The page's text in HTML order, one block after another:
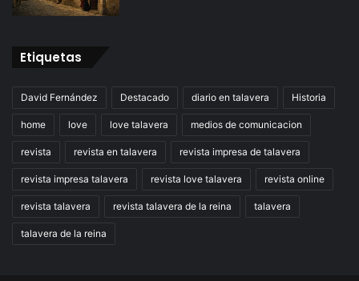
Etiquetas
David Fernández Destacado diario en talavera Historia
home love love talavera medios de comunicacion
revista revista en talavera revista impresa de talavera
revista impresa talavera revista love talavera revista online
revista talavera revista talavera de la reina talavera
talavera de la reina